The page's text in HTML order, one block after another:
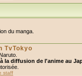
du manga.
TvTokyo
la diffusion de l'anime au
staff